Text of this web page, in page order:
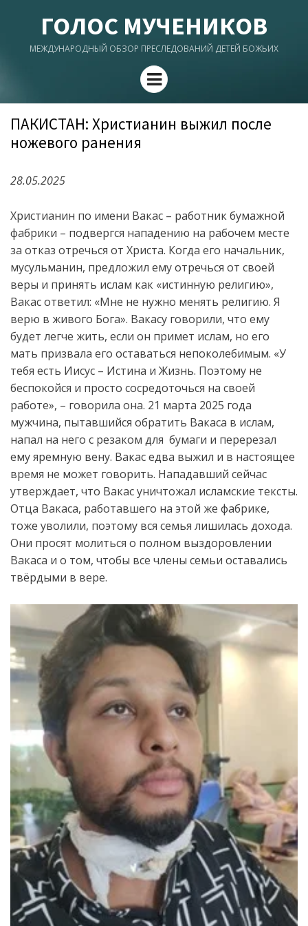
ГОЛОС МУЧЕНИКОВ
МЕЖДУНАРОДНЫЙ ОБЗОР ПРЕСЛЕДОВАНИЙ ДЕТЕЙ БОЖЬИХ
Menu
ПАКИСТАН: Христианин выжил после
ножевого ранения
28.05.2025
Христианин по имени Вакас – работник бумажной
фабрики – подвергся нападению на рабочем месте
за отказ отречься от Христа. Когда его начальник,
мусульманин, предложил ему отречься от своей
веры и принять ислам как «истинную религию»,
Вакас ответил: «Мне не нужно менять религию. Я
верю в живого Бога». Вакасу говорили, что ему
будет легче жить, если он примет ислам, но его
мать призвала его оставаться непоколебимым. «У
тебя есть Иисус – Истина и Жизнь. Поэтому не
беспокойся и просто сосредоточься на своей
работе», – говорила она. 21 марта 2025 года
мужчина, пытавшийся обратить Вакаса в ислам,
напал на него с резаком для бумаги и перерезал
ему яремную вену. Вакас едва выжил и в настоящее
время не может говорить. Нападавший сейчас
утверждает, что Вакас уничтожал исламские тексты.
Отца Вакаса, работавшего на этой же фабрике,
тоже уволили, поэтому вся семья лишилась дохода.
Они просят молиться о полном выздоровлении
Вакаса и о том, чтобы все члены семьи оставались
твёрдыми в вере.